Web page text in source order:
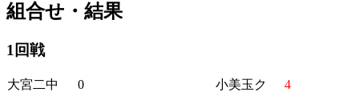
組合せ・結果
1回戦
大宮二中 0 小美玉ク
4